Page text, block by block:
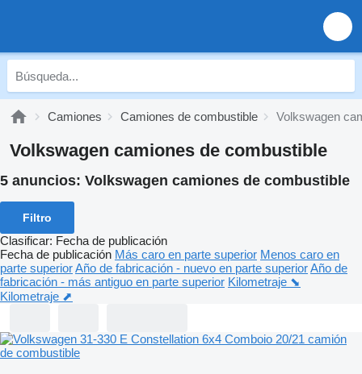
Camiones Camiones de combustible Volkswagen
Volkswagen camiones de combustible
5 anuncios: Volkswagen camiones de combustible
Filtro
Clasificar: Fecha de publicación
Fecha de publicación Más caro en parte superior Menos caro en
parte superiorAño de fabricación - nuevo en parte superiorAño de
fabricación - más antiguo en parte superior Kilometraje ⬊
Kilometraje ⬈